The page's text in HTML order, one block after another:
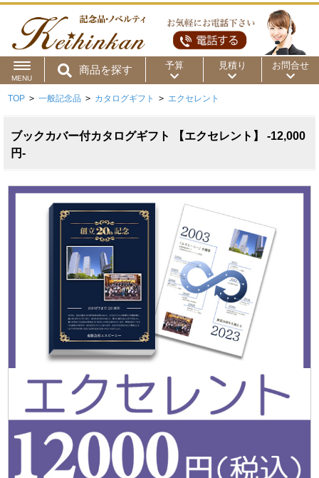
MENU
商品を探す 予算
用途から
商品カテゴリ
～50円 ～100円
～300円 ～500円 ～1,000円
～15,000円 ～20,000円
～50,000円 50,001円～
見積り お問合せ
TOP > 一般記念品 > カタログギフト > エクセレント
ブックカバー付カタログギフト 【エクセレント】 -12,000
円-